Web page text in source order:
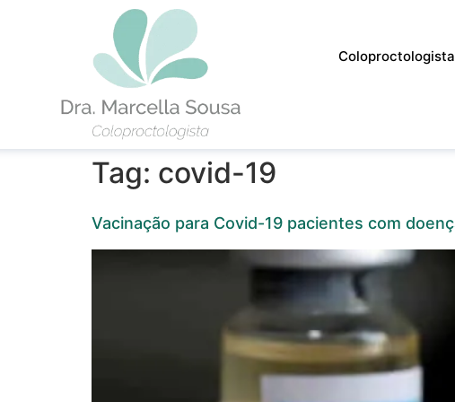
Coloproctologista
Tag: covid-19
Vacinação para Covid-19 pacientes com